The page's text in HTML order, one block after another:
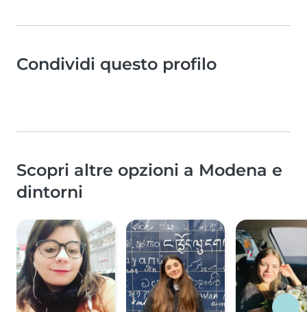
Condividi questo profilo
Scopri altre opzioni a Modena e
dintorni